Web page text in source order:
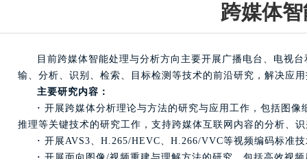
跨媒体
目前跨媒体智能处理与分析方向主要开展广播电台、电视
输、分析、识别、检索、目标检测等技术的前沿研究，解决应
主要研究内容：
· 开展跨媒体分析理论与方法的研究与应用工作，包括图
推理等关键技术的研究工作，支持跨媒体互联网内容的分析、
· 开展AVS3、H.265/HEVC、H.266/VVC等视频编码标准